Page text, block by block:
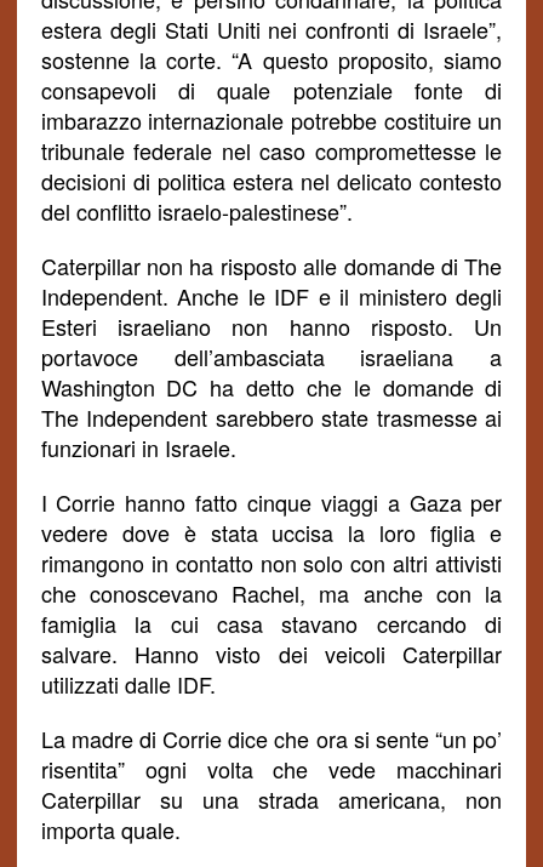
estera degli Stati Uniti nei confronti di Israele”,
sostenne la corte. “A questo proposito, siamo
consapevoli di quale potenziale fonte di
imbarazzo internazionale potrebbe costituire un
tribunale federale nel caso compromettesse le
decisioni di politica estera nel delicato contesto
del conflitto israelo-palestinese”.
Caterpillar non ha risposto alle domande di The
Independent. Anche le IDF e il ministero degli
Esteri israeliano non hanno risposto. Un
portavoce dell’ambasciata israeliana a
Washington DC ha detto che le domande di
The Independent sarebbero state trasmesse ai
funzionari in Israele.
I Corrie hanno fatto cinque viaggi a Gaza per
vedere dove è stata uccisa la loro figlia e
rimangono in contatto non solo con altri attivisti
che conoscevano Rachel, ma anche con la
famiglia la cui casa stavano cercando di
salvare. Hanno visto dei veicoli Caterpillar
utilizzati dalle IDF.
La madre di Corrie dice che ora si sente “un po’
risentita” ogni volta che vede macchinari
Caterpillar su una strada americana, non
importa quale.